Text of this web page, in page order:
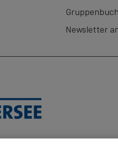
Newsletter